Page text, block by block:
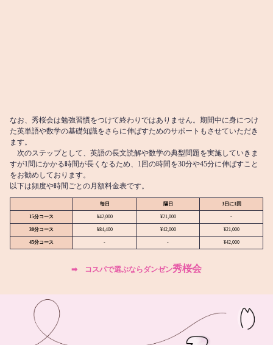
なお、秀桜会は勉強習慣をつけて終わりではありません。期間中に身につけ
た英単語や数学の基礎知識をさらに伸ばすためのサポートもさせていただき
ます。
次のステップとして、英語の長文読解や数学の典型問題を実施していきま
すが1問にかかる時間が長くなるため、1回の時間を30分や45分に伸ばすこと
をお勧めしております。
以下は頻度や時間ごとの月額料金表です。
毎日 隔日 3日に1回
15分コース ¥42,000 ¥21,000 -
30分コース ¥84,400 ¥42,000 ¥21,000
45分コース - - ¥42,000
➡︎ コスパで選ぶならダンゼン秀桜会